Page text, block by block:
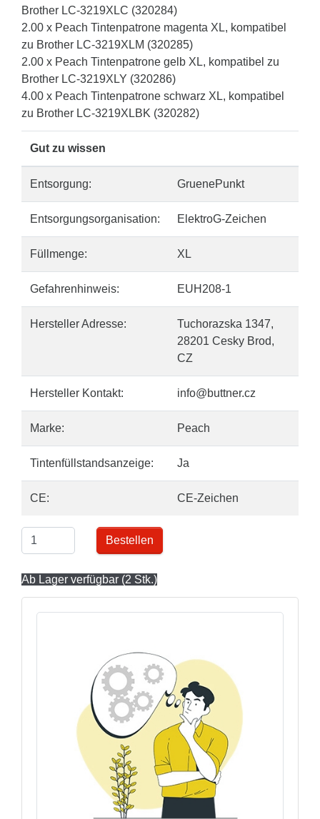
Brother LC-3219XLC (320284)
2.00 x Peach Tintenpatrone magenta XL, kompatibel
zu Brother LC-3219XLM (320285)
2.00 x Peach Tintenpatrone gelb XL, kompatibel zu
Brother LC-3219XLY (320286)
4.00 x Peach Tintenpatrone schwarz XL, kompatibel
zu Brother LC-3219XLBK (320282)
Gut zu wissen
Entsorgung: GruenePunkt
Entsorgungsorganisation: ElektroG-Zeichen
Füllmenge: XL
Gefahrenhinweis: EUH208-1
Hersteller Adresse:
Tuchorazska 1347,
28201 Cesky Brod,
CZ
Hersteller Kontakt: info@buttner.cz
Marke: Peach
Tintenfüllstandsanzeige: Ja
CE: CE-Zeichen
Bestellen
Ab Lager verfügbar (2 Stk.)